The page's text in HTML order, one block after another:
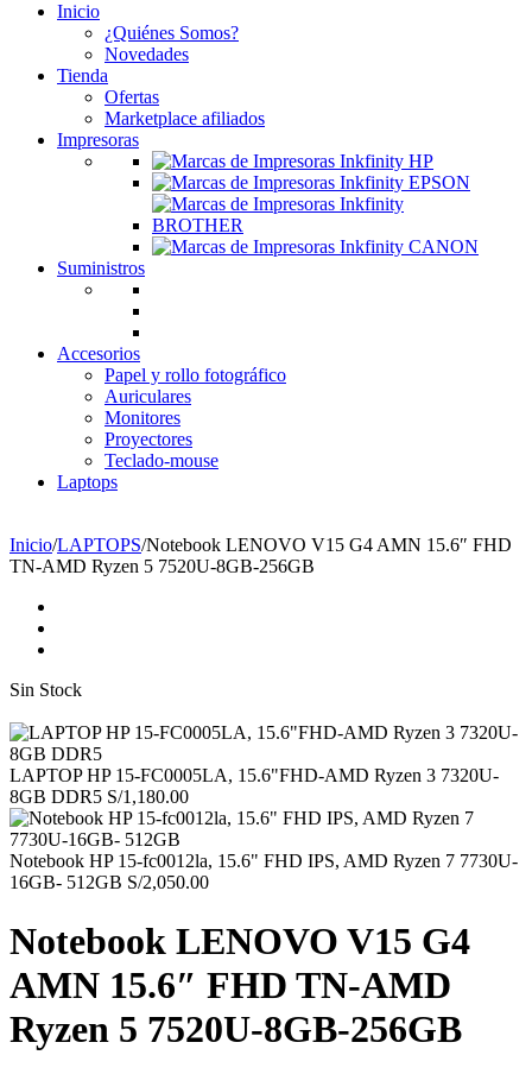
Inicio
¿Quiénes Somos?
Novedades
Tienda
Ofertas
Marketplace afiliados
Impresoras
Suministros
Accesorios
Papel y rollo fotográfico
Auriculares
Monitores
Proyectores
Teclado-mouse
Laptops
Inicio/LAPTOPS/Notebook LENOVO V15 G4 AMN 15.6″ FHD
TN-AMD Ryzen 5 7520U-8GB-256GB
Sin Stock
LAPTOP HP 15-FC0005LA, 15.6"FHD-AMD Ryzen 3 7320U-
8GB DDR5 S/1,180.00
Notebook HP 15-fc0012la, 15.6" FHD IPS, AMD Ryzen 7 7730U-
16GB- 512GB S/2,050.00
Notebook LENOVO V15 G4
AMN 15.6″ FHD TN-AMD
Ryzen 5 7520U-8GB-256GB